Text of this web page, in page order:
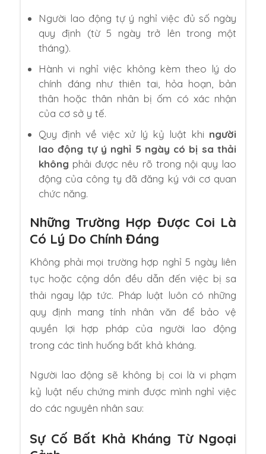
Người lao động tự ý nghỉ việc đủ số ngày
quy định (từ 5 ngày trở lên trong một
tháng).
Hành vi nghỉ việc không kèm theo lý do
chính đáng như thiên tai, hỏa hoạn, bản
thân hoặc thân nhân bị ốm có xác nhận
của cơ sở y tế.
Quy định về việc xử lý kỷ luật khi người
lao động tự ý nghỉ 5 ngày có bị sa thải
không phải được nêu rõ trong nội quy lao
động của công ty đã đăng ký với cơ quan
chức năng.
Những Trường Hợp Được Coi Là
Có Lý Do Chính Đáng
Không phải mọi trường hợp nghỉ 5 ngày liên
tục hoặc cộng dồn đều dẫn đến việc bị sa
thải ngay lập tức. Pháp luật luôn có những
quy định mang tính nhân văn để bảo vệ
quyền lợi hợp pháp của người lao động
trong các tình huống bất khả kháng.
Người lao động sẽ không bị coi là vi phạm
kỷ luật nếu chứng minh được mình nghỉ việc
do các nguyên nhân sau:
Sự Cố Bất Khả Kháng Từ Ngoại